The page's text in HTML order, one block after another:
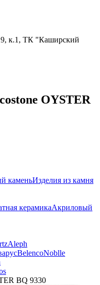
к.1, ТК "Каширский
OYSTER
каменьИзделия из камня
керамикаАкриловый
Aleph
BelencoNoblle
BQ 9330